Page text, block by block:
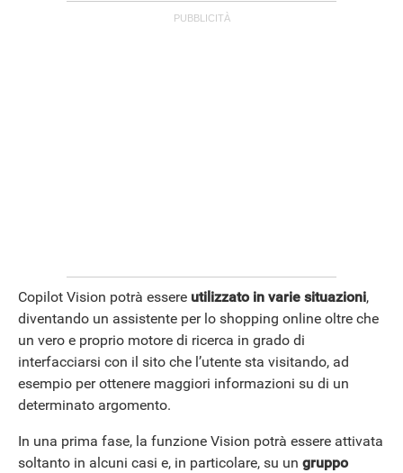
ANDROID
Copilot Vision potrà essere utilizzato in varie situazioni,
diventando un assistente per lo shopping online oltre che
un vero e proprio motore di ricerca in grado di
interfacciarsi con il sito che l’utente sta visitando, ad
esempio per ottenere maggiori informazioni su di un
determinato argomento.
In una prima fase, la funzione Vision potrà essere attivata
soltanto in alcuni casi e, in particolare, su un gruppo